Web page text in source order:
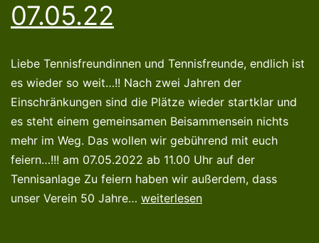
07.05.22
Liebe Tennisfreundinnen und Tennisfreunde, endlich ist
es wieder so weit…!! Nach zwei Jahren der
Einschränkungen sind die Plätze wieder startklar und
es steht einem gemeinsamen Beisammensein nichts
mehr im Weg. Das wollen wir gebührend mit euch
feiern…!!! am 07.05.2022 ab 11.00 Uhr auf der
Tennisanlage Zu feiern haben wir außerdem, dass
unser Verein 50 Jahre… Saisoneröffnung
weiterlesen